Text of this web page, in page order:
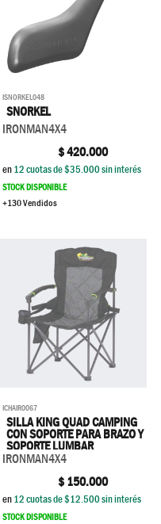
ISNORKEL048
SNORKEL
IRONMAN4X4
$420.000
en12cuotas de $35.000sin interés
STOCK DISPONIBLE
+130 Vendidos
ICHAIR0067
SILLA KING QUAD CAMPING
CON SOPORTE PARA BRAZO Y
SOPORTE LUMBAR
IRONMAN4X4
$150.000
en12cuotas de $12.500sin interés
STOCK DISPONIBLE